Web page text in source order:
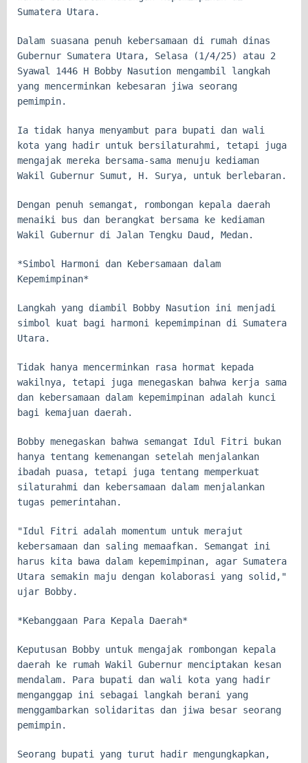
Sumatera Utara.
Dalam suasana penuh kebersamaan di rumah dinas
Gubernur Sumatera Utara, Selasa (1/4/25) atau 2
Syawal 1446 H Bobby Nasution mengambil langkah
yang mencerminkan kebesaran jiwa seorang
pemimpin.
Ia tidak hanya menyambut para bupati dan wali
kota yang hadir untuk bersilaturahmi, tetapi juga
mengajak mereka bersama-sama menuju kediaman
Wakil Gubernur Sumut, H. Surya, untuk berlebaran.
Dengan penuh semangat, rombongan kepala daerah
menaiki bus dan berangkat bersama ke kediaman
Wakil Gubernur di Jalan Tengku Daud, Medan.
*Simbol Harmoni dan Kebersamaan dalam
Kepemimpinan*
Langkah yang diambil Bobby Nasution ini menjadi
simbol kuat bagi harmoni kepemimpinan di Sumatera
Utara.
Tidak hanya mencerminkan rasa hormat kepada
wakilnya, tetapi juga menegaskan bahwa kerja sama
dan kebersamaan dalam kepemimpinan adalah kunci
bagi kemajuan daerah.
Bobby menegaskan bahwa semangat Idul Fitri bukan
hanya tentang kemenangan setelah menjalankan
ibadah puasa, tetapi juga tentang memperkuat
silaturahmi dan kebersamaan dalam menjalankan
tugas pemerintahan.
"Idul Fitri adalah momentum untuk merajut
kebersamaan dan saling memaafkan. Semangat ini
harus kita bawa dalam kepemimpinan, agar Sumatera
Utara semakin maju dengan kolaborasi yang solid,"
ujar Bobby.
*Kebanggaan Para Kepala Daerah*
Keputusan Bobby untuk mengajak rombongan kepala
daerah ke rumah Wakil Gubernur menciptakan kesan
mendalam. Para bupati dan wali kota yang hadir
menganggap ini sebagai langkah berani yang
menggambarkan solidaritas dan jiwa besar seorang
pemimpin.
Seorang bupati yang turut hadir mengungkapkan,